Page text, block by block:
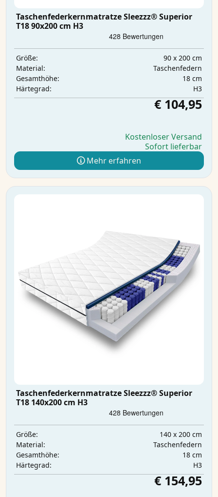
Taschenfederkernmatratze Sleezzz® Superior
T18 90x200 cm H3
Größe:
90 x 200 cm
Material:
Taschenfedern
Gesamthöhe:
18 cm
Härtegrad:
H3
€ 104,95
Kostenloser Versand
Sofort lieferbar
Mehr erfahren
Taschenfederkernmatratze Sleezzz® Superior
T18 140x200 cm H3
Größe:
140 x 200 cm
Material:
Taschenfedern
Gesamthöhe:
18 cm
Härtegrad:
H3
€ 154,95